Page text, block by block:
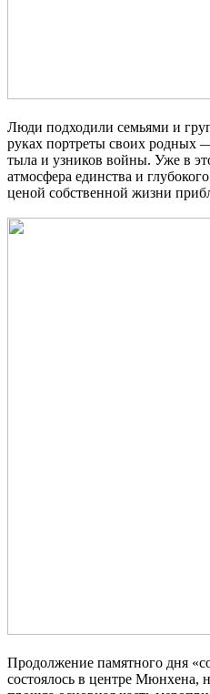
Люди подходили семьями и
руках портреты своих родных
тыла и узников войны. Уже в
атмосфера единства и
ценой собственной жизни
Продолжение памятного дня
состоялось в центре Мюнхена,